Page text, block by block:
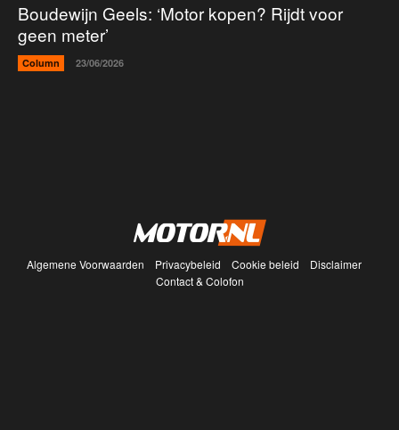
Boudewijn Geels: ‘Motor kopen? Rijdt voor
geen meter’
Column 23/06/2026
Algemene Voorwaarden Privacybeleid Cookie beleid
Disclaimer
Contact & Colofon